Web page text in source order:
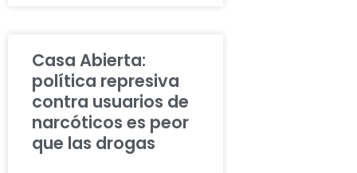
Casa Abierta:
política represiva
contra usuarios de
narcóticos es peor
que las drogas